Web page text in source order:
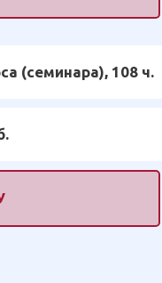
(семинара), 108 ч.